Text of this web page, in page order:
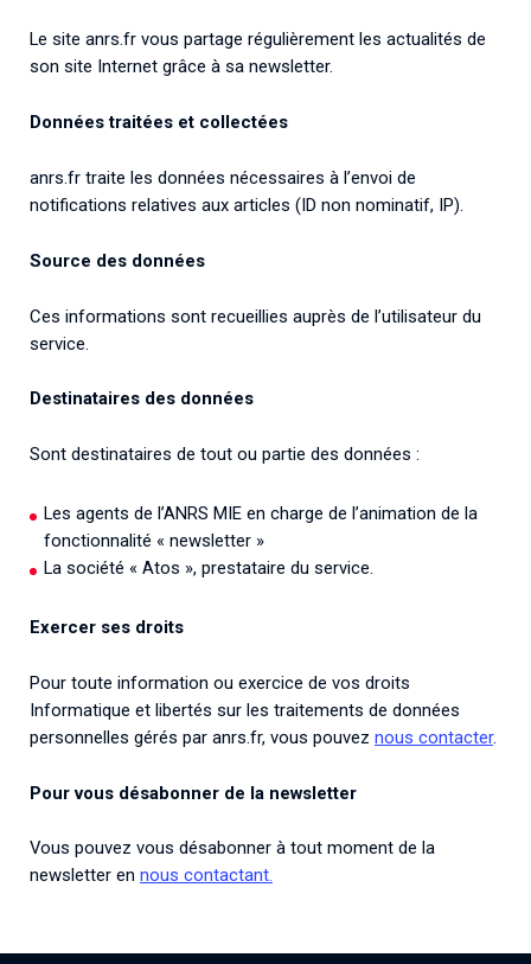
Le site anrs.fr vous partage régulièrement les actualités de
son site Internet grâce à sa newsletter.
Données traitées et collectées
anrs.fr traite les données nécessaires à l’envoi de
notifications relatives aux articles (ID non nominatif, IP).
Source des données
Ces informations sont recueillies auprès de l’utilisateur du
service.
Destinataires des données
Sont destinataires de tout ou partie des données :
Les agents de l’ANRS MIE en charge de l’animation de la
fonctionnalité « newsletter »
La société « Atos », prestataire du service.
Exercer ses droits
Pour toute information ou exercice de vos droits
Informatique et libertés sur les traitements de données
personnelles gérés par anrs.fr, vous pouvez nous contacter.
Pour vous désabonner de la newsletter
Vous pouvez vous désabonner à tout moment de la
newsletter en nous contactant.